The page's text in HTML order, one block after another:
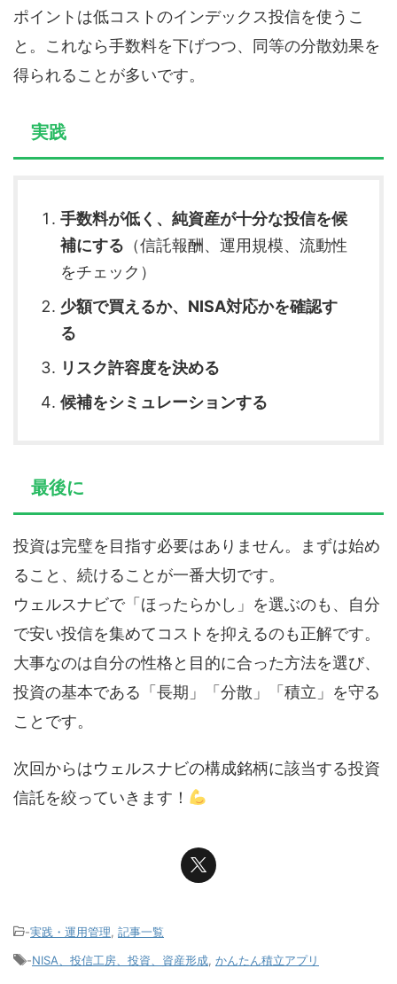
ポイントは低コストのインデックス投信を使うこ
と。これなら手数料を下げつつ、同等の分散効果を
得られることが多いです。
実践
手数料が低く、純資産が十分な投信を候
補にする （信託報酬、運用規模、流動性
をチェック）
少額で買えるか、NISA対応かを確認す
る
リスク許容度を決める
候補をシミュレーションする
最後に
投資は完璧を目指す必要はありません。まずは始め
ること、続けることが一番大切です。
ウェルスナビで「ほったらかし」を選ぶのも、自分
で安い投信を集めてコストを抑えるのも正解です。
大事なのは自分の性格と目的に合った方法を選び、
投資の基本である「長期」「分散」「積立」を守る
ことです。
次回からはウェルスナビの構成銘柄に該当する投資
信託を絞っていきます！
-実践・運用管理 記事一覧
-NISA、投信工房、投資、資産形成 かんたん積立アプリ